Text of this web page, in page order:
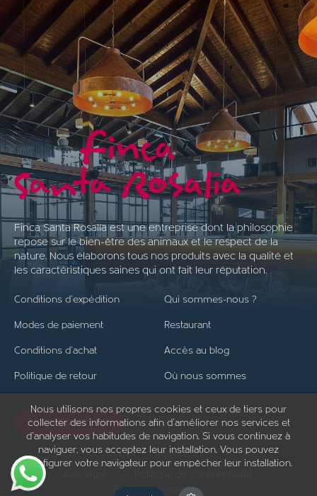
Nous utilisons nos propres cookies et ceux de tiers pour
collecter des informations afin d'améliorer nos services et
d'analyser vos habitudes de navigation. Si vous continuez à
naviguer, vous acceptez leur installation. Vous pouvez
configurer votre navigateur pour empêcher leur installation.
Finca Santa Rosalía est une entreprise dont la philosophie
repose sur le bien-être des animaux et le respect de la
nature. Nous élaborons tous nos produits avec la qualité et
les caractéristiques saines qui ont fait leur réputation.
Conditions d'expédition
Modes de paiement
Conditions d'achat
Politique de retour
Qui sommes-nous ?
Restaurant
Accès au blog
Où nous sommes
Nous contacter
Politique de cookies